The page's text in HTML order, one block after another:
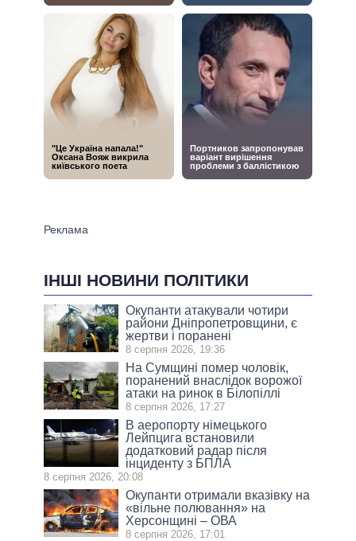
ІНШІ НОВИНИ ПОЛІТИКИ
Окупанти атакували чотири
райони Дніпропетровщини, є
жертви і поранені
8 серпня 2026, 19:36
На Сумщині помер чоловік,
поранений внаслідок ворожої
атаки на ринок в Білопіллі
8 серпня 2026, 17:27
В аеропорту німецького
Лейпцига встановили
додатковий радар після
інциденту з БПЛА
8 серпня 2026, 20:08
Окупанти отримали вказівку на
«вільне полювання» на
Херсонщині – ОВА
8 серпня 2026, 17:01